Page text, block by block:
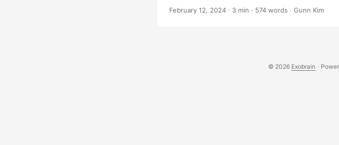
데이터베이스 세션 관리, 권한 검증 등을 더 효율적으
February 12, 2024 · 3 min · 574 words · Gunn Kim
© 2026 Exobrain ·